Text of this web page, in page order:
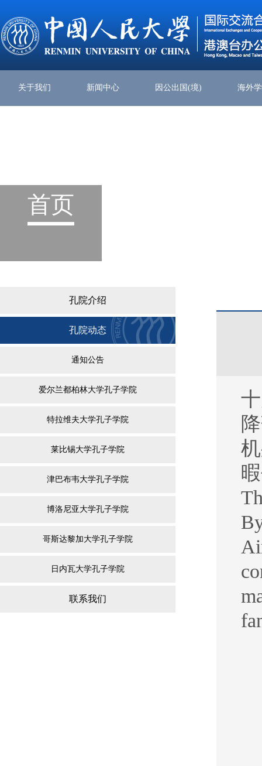
关于我们 新闻中心 因公出国(境) 海外
首页
孔院介绍
孔院动态
通知公告
爱尔兰都柏林大学孔子学院
特拉维夫大学孔子学院
莱比锡大学孔子学院
津巴布韦大学孔子学院
博洛尼亚大学孔子学院
哥斯达黎加大学孔子学院
日内瓦大学孔子学院
联系我们